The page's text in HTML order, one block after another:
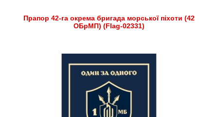
Прапор 42-га окрема бригада морської піхоти (42
ОБрМП) (Flag-02331)